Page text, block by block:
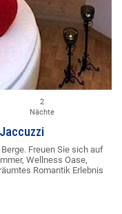
2
Nächte
Freuen Sie sich auf
Wellness Oase,
Romantik Erlebnis